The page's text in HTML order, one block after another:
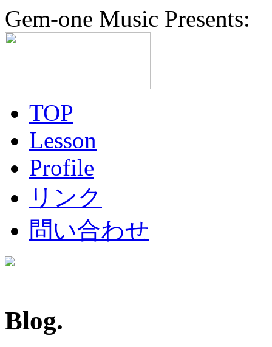
Gem-one Music Presents:
TOP
Lesson
Profile
リンク
問い合わせ
Blog.